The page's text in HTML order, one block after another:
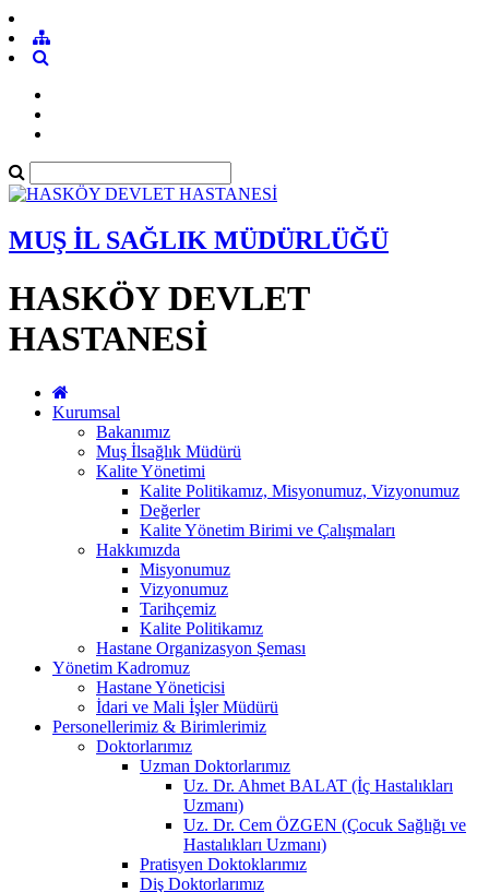
MUŞ İL SAĞLIK MÜDÜRLÜĞÜ
HASKÖY DEVLET
HASTANESİ
Kurumsal
Bakanımız
Muş İlsağlık Müdürü
Kalite Yönetimi
Kalite Politikamız, Misyonumuz, Vizyonumuz
Değerler
Kalite Yönetim Birimi ve Çalışmaları
Hakkımızda
Misyonumuz
Vizyonumuz
Tarihçemiz
Kalite Politikamız
Hastane Organizasyon Şeması
Yönetim Kadromuz
Hastane Yöneticisi
İdari ve Mali İşler Müdürü
Personellerimiz & Birimlerimiz
Doktorlarımız
Uzman Doktorlarımız
Uz. Dr. Ahmet BALAT (İç Hastalıkları
Uzmanı)
Uz. Dr. Cem ÖZGEN (Çocuk Sağlığı ve
Hastalıkları Uzmanı)
Pratisyen Doktoklarımız
Diş Doktorlarımız